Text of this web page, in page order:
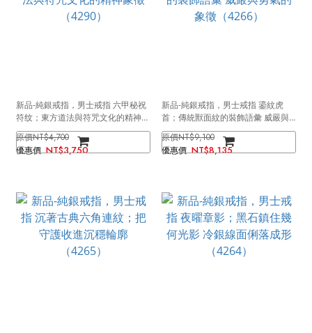
新品-純銀戒指，男士戒指 六甲秘祝
符纹；東方道法與符咒文化的精神象
徵（4290）
NT$4,700
NT$3,750
新品-純銀戒指，男士戒指 鎏紋虎
首；傳統獸面紋的裝飾語彙 威嚴與
勇氣的象徵（4266）
NT$9,100
NT$8,135